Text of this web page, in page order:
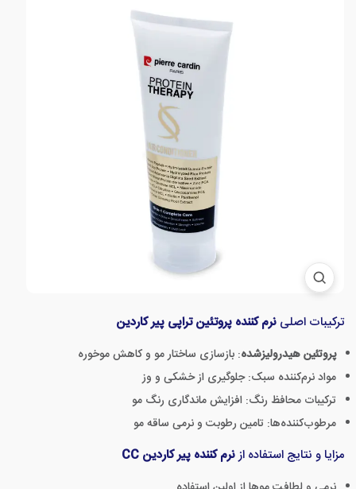
ترکیبات اصلی نرم کننده پروتئین تراپی پیر کاردین
پروتئین هیدرولیزشده: بازسازی ساختار مو و کاهش موخوره
مواد نرم‌کننده سبک: جلوگیری از خشکی و وز
ترکیبات محافظ رنگ: افزایش ماندگاری رنگ مو
مرطوب‌کننده‌ها: تامین رطوبت و نرمی ساقه مو
مزایا و نتایج استفاده ازنرم کننده پیر کاردین CC